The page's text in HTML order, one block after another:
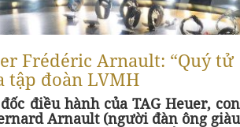
Frédéric Arnault: “Quý tử
tập đoàn LVMH
điều hành của TAG Heuer, con
Arnault (người đàn ông giàu